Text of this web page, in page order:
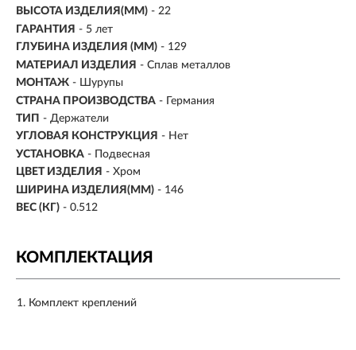
ВЫСОТА ИЗДЕЛИЯ(ММ) - 22
ГАРАНТИЯ - 5 лет
ГЛУБИНА ИЗДЕЛИЯ (ММ) - 129
МАТЕРИАЛ ИЗДЕЛИЯ - Сплав металлов
МОНТАЖ - Шурупы
СТРАНА ПРОИЗВОДСТВА - Германия
ТИП - Держатели
УГЛОВАЯ КОНСТРУКЦИЯ - Нет
УСТАНОВКА - Подвесная
ЦВЕТ ИЗДЕЛИЯ - Хром
ШИРИНА ИЗДЕЛИЯ(ММ) - 146
ВЕС (КГ) - 0.512
КОМПЛЕКТАЦИЯ
Комплект креплений